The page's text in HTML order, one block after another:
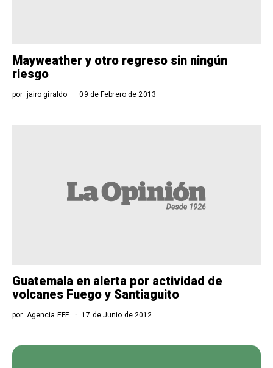
Mayweather y otro regreso sin ningún
riesgo
por jairo giraldo 09 de Febrero de 2013
Guatemala en alerta por actividad de
volcanes Fuego y Santiaguito
por Agencia EFE 17 de Junio de 2012